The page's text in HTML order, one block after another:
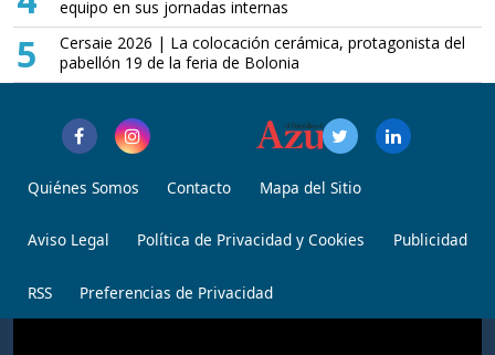
equipo en sus jornadas internas
5
Cersaie 2026 | La colocación cerámica, protagonista del
pabellón 19 de la feria de Bolonia
Quiénes Somos Contacto Mapa del Sitio
Aviso Legal Política de Privacidad y Cookies Publicidad
RSS Preferencias de Privacidad